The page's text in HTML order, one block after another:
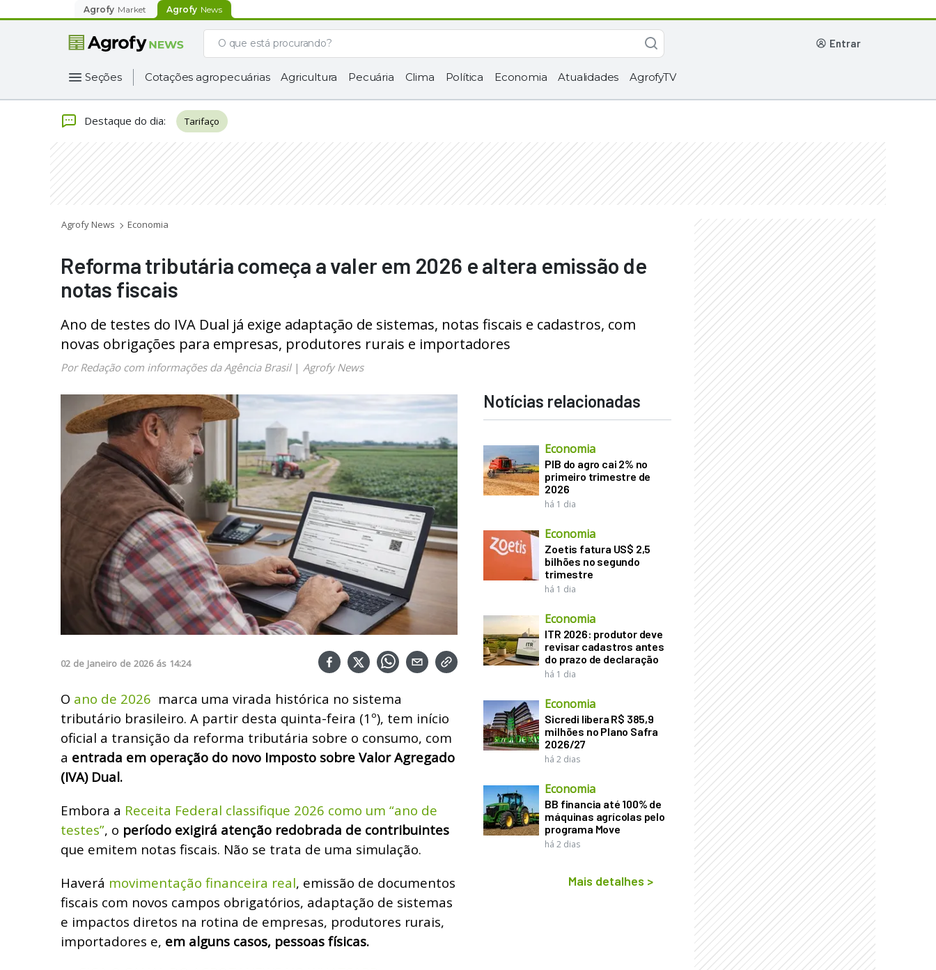
Agrofy Market Agrofy News
entrar
Seções Cotações agropecuárias Agricultura Pecuária Clima Política Economia Atualidades AgrofyTV
Destaque do dia: Tarifaço
Agrofy News Economia
Reforma tributária começa a valer em 2026 e altera emissão de
notas fiscais
Ano de testes do IVA Dual já exige adaptação de sistemas, notas fiscais e cadastros, com
novas obrigações para empresas, produtores rurais e importadores
Por Redação com informações da Agência Brasil| Agrofy News
02 de Janeiro de 2026 ás 14:24
O ano de 2026 marca uma virada histórica no sistema
tributário brasileiro. A partir desta quinta-feira (1º), tem início
oficial a transição da reforma tributária sobre o consumo, com
a entrada em operação do novo Imposto sobre Valor Agregado
(IVA) Dual.
Embora a Receita Federal classifique 2026 como um “ano de
testes”, o período exigirá atenção redobrada de contribuintes
que emitem notas fiscais. Não se trata de uma simulação.
Haverá movimentação financeira real, emissão de documentos
fiscais com novos campos obrigatórios, adaptação de sistemas
e impactos diretos na rotina de empresas, produtores rurais,
importadores e, em alguns casos, pessoas físicas.
Notícias relacionadas
Economia
PIB do agro cai 2% no
primeiro trimestre de
2026
há 1 dia
Economia
Zoetis fatura US$ 2,5
bilhões no segundo
trimestre
há 1 dia
Economia
ITR 2026: produtor deve
revisar cadastros antes
do prazo de declaração
há 1 dia
Economia
Sicredi libera R$ 385,9
milhões no Plano Safra
2026/27
há 2 dias
Economia
BB financia até 100% de
máquinas agrícolas pelo
programa Move
há 2 dias
Mais detalhes >